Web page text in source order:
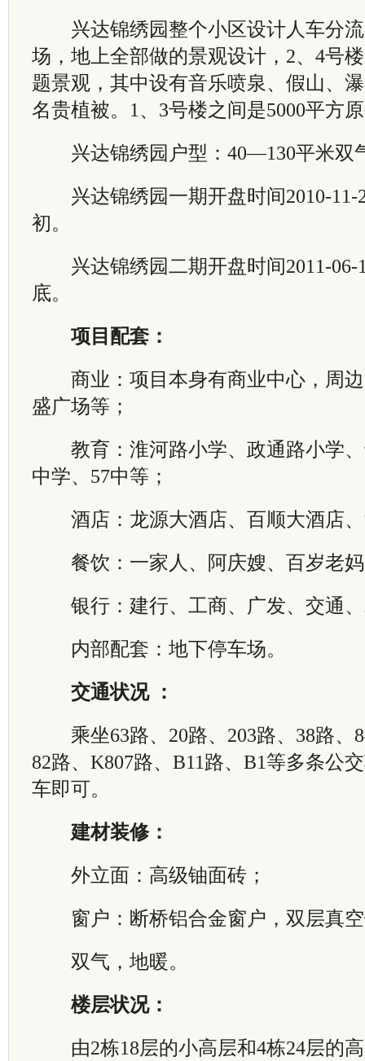
兴达锦绣园整个小区设计人车分流
场，地上全部做的景观设计，2、4号
题景观，其中设有音乐喷泉、假山、
名贵植被。1、3号楼之间是5000平方
兴达锦绣园户型：40—130平米双
兴达锦绣园一期开盘时间2010-11-
初。
兴达锦绣园二期开盘时间2011-06-
底。
项目配套：
商业：项目本身有商业中心，周边
盛广场等；
教育：淮河路小学、政通路小学、
中学、57中等；
酒店：龙源大酒店、百顺大酒店、
餐饮：一家人、阿庆嫂、百岁老
银行：建行、工商、广发、交通、
内部配套：地下停车场。
交通状况 ：
乘坐63路、20路、203路、38路、
82路、K807路、B11路、B1等多条公
车即可。
建材装修：
外立面：高级铀面砖；
窗户：断桥铝合金窗户，双层真空
双气，地暖。
楼层状况：
由2栋18层的小高层和4栋24层的高